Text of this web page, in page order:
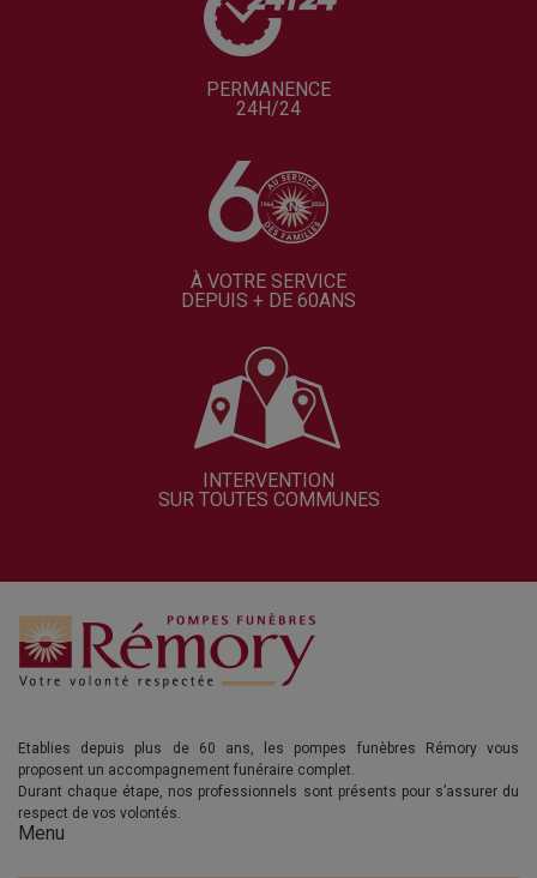
PERMANENCE
24H/24
À VOTRE SERVICE
DEPUIS + DE 60ANS
INTERVENTION
SUR TOUTES COMMUNES
Etablies depuis plus de 60 ans, les pompes funèbres Rémory vous
proposent un accompagnement funéraire complet.
Durant chaque étape, nos professionnels sont présents pour s’assurer du
respect de vos volontés.
Menu